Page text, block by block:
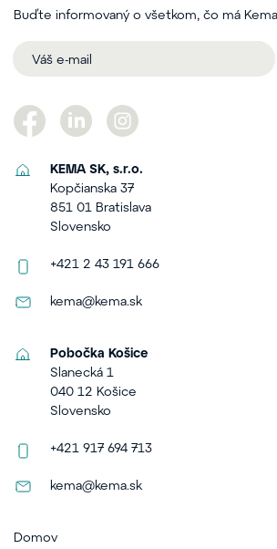
Buďte informovaný o všetkom, čo má
KEMA SK, s.r.o.
Kopčianska 37
851 01 Bratislava
Slovensko
+421 2 43 191 666
kema@kema.sk
Pobočka Košice
Slanecká 1
040 12 Košice
Slovensko
+421 917 694 713
kema@kema.sk
Domov